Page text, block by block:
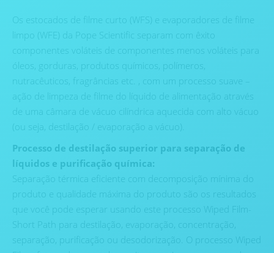
Os estocados de filme curto (WFS) e evaporadores de filme
limpo (WFE) da Pope Scientific separam com êxito
componentes voláteis de componentes menos voláteis para
óleos, gorduras, produtos químicos, polímeros,
nutracêuticos, fragrâncias etc. , com um processo suave –
ação de limpeza de filme do líquido de alimentação através
de uma câmara de vácuo cilíndrica aquecida com alto vácuo
(ou seja, destilação / evaporação a vácuo).
Processo de destilação superior para separação de
líquidos e purificação química:
Separação térmica eficiente com decomposição mínima do
produto e qualidade máxima do produto são os resultados
que você pode esperar usando este processo Wiped Film-
Short Path para destilação, evaporação, concentração,
separação, purificação ou desodorização. O processo Wiped